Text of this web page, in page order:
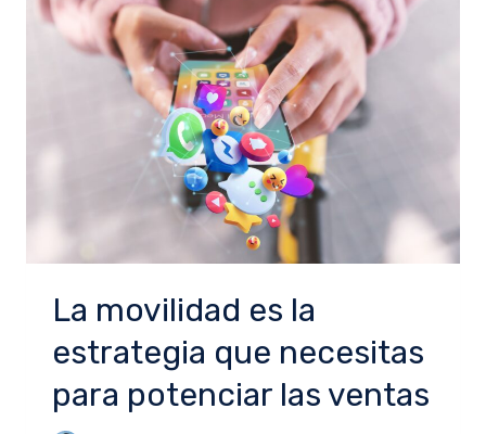
La movilidad es la
estrategia que necesitas
para potenciar las ventas